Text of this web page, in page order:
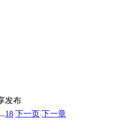
发布
...18 下一页 下一章